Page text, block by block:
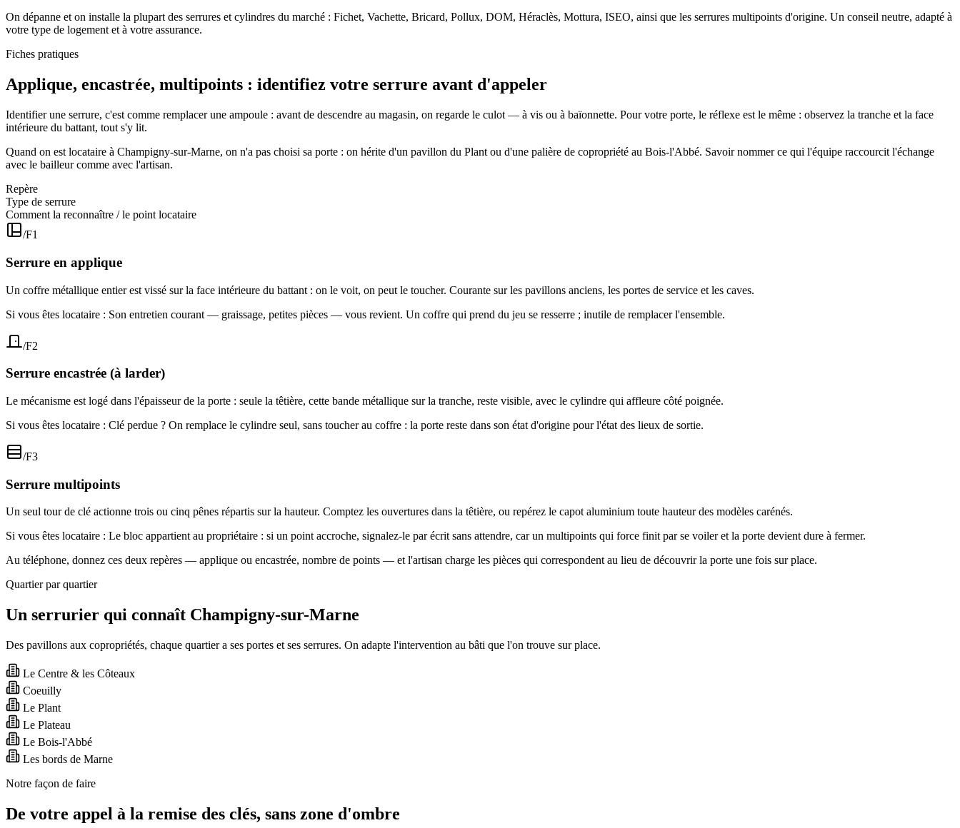
On dépanne et on installe la plupart des serrures et cylindres du marché : Fichet, Vachette, Bricard, Pollux, DOM, Héraclès, Mottura, ISEO, ainsi que les serrures multipoints d'origine. Un conseil neutre, adapté à
votre type de logement et à votre assurance.
Fiches pratiques
Applique, encastrée, multipoints : identifiez votre serrure avant d'appeler
Identifier une serrure, c'est comme remplacer une ampoule : avant de descendre au magasin, on regarde le culot — à vis ou à baïonnette. Pour votre porte, le réflexe est le même : observez la tranche et la face
intérieure du battant, tout s'y lit.
Quand on est locataire à Champigny-sur-Marne, on n'a pas choisi sa porte : on hérite d'un pavillon du Plant ou d'une palière de copropriété au Bois-l'Abbé. Savoir nommer ce qui l'équipe raccourcit l'échange
avec le bailleur comme avec l'artisan.
Repère
Type de serrure
Comment la reconnaître / le point locataire
/F1
Serrure en applique
Un coffre métallique entier est vissé sur la face intérieure du battant : on le voit, on peut le toucher. Courante sur les pavillons anciens, les portes de service et les caves.
Si vous êtes locataire : Son entretien courant — graissage, petites pièces — vous revient. Un coffre qui prend du jeu se resserre ; inutile de remplacer l'ensemble.
/F2
Serrure encastrée (à larder)
Le mécanisme est logé dans l'épaisseur de la porte : seule la têtière, cette bande métallique sur la tranche, reste visible, avec le cylindre qui affleure côté poignée.
Si vous êtes locataire : Clé perdue ? On remplace le cylindre seul, sans toucher au coffre : la porte reste dans son état d'origine pour l'état des lieux de sortie.
/F3
Serrure multipoints
Un seul tour de clé actionne trois ou cinq pênes répartis sur la hauteur. Comptez les ouvertures dans la têtière, ou repérez le capot aluminium toute hauteur des modèles carénés.
Si vous êtes locataire : Le bloc appartient au propriétaire : si un point accroche, signalez-le par écrit sans attendre, car un multipoints qui force finit par se voiler et la porte devient dure à fermer.
Au téléphone, donnez ces deux repères — applique ou encastrée, nombre de points — et l'artisan charge les pièces qui correspondent au lieu de découvrir la porte une fois sur place.
Quartier par quartier
Un serrurier qui connaît Champigny-sur-Marne
Des pavillons aux copropriétés, chaque quartier a ses portes et ses serrures. On adapte l'intervention au bâti que l'on trouve sur place.
Le Centre & les Côteaux
Coeuilly
Le Plant
Le Plateau
Le Bois-l'Abbé
Les bords de Marne
Notre façon de faire
De votre appel à la remise des clés, sans zone d'ombre